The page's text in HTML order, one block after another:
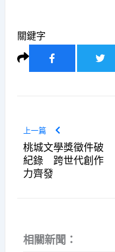
關鍵字
上一篇
桃城文學獎徵件破
紀錄 跨世代創作
力齊發
相關新聞：